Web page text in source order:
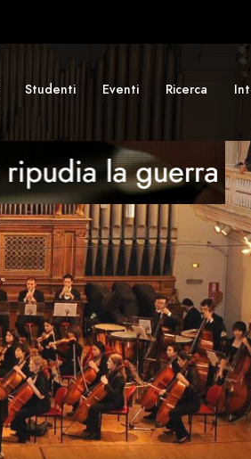
Studenti Eventi Ricerca